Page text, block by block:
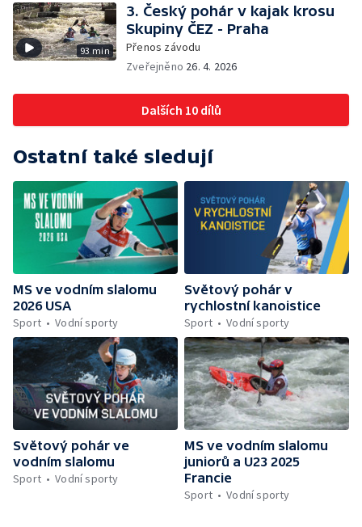
93 min
3. Český pohár v kajak krosu
Skupiny ČEZ - Praha
Přenos závodu
Zveřejněno 26. 4. 2026
Dalších 10 dílů
Ostatní také sledují
MS ve vodním slalomu
2026 USA
Sport
Vodní sporty
Světový pohár v
rychlostní kanoistice
Sport
Vodní sporty
Světový pohár ve
vodním slalomu
Sport
Vodní sporty
MS ve vodním slalomu
juniorů a U23 2025
Francie
Sport
Vodní sporty